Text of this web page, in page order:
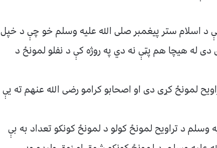
د اسلام ستر پيغمبر صلی الله عليه وسلم خو چې د خپل
له هيچا هم پټې نه دي په روژه کې د نفلو لمونځ د
لمونځ کړی دی او اصحابو کرامو رضی الله عنهم ته يې
د تراويح لمونځ کولو د لمونځ کونکو تعداد به بې